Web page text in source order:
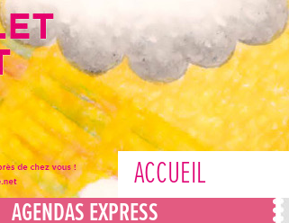
ACCUEIL
AGENDAS EXPRESS